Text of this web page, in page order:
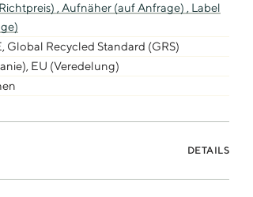
, Aufnäher (auf Anfrage) , Label
Global Recycled Standard (GRS)
EU (Veredelung)
DETAILS